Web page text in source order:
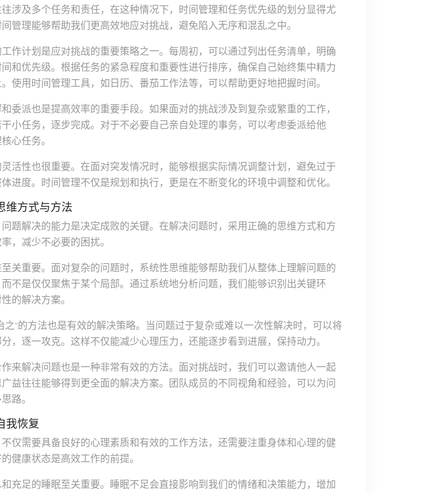
涉及多个任务和责任，在这种情况下，时间管理和任务优先级的划分显得尤
管理能够帮助我们更高效地应对挑战，避免陷入无序和混乱之中。
作计划是应对挑战的重要策略之一。每周初，可以通过列出任务清单，明确
和优先级。根据任务的紧急程度和重要性进行排序，确保自己始终集中精力
使用时间管理工具，如日历、番茄工作法等，可以帮助更好地把握时间。
委派也是提高效率的重要手段。如果面对的挑战涉及到复杂或繁重的工作，
小任务，逐步完成。对于不必要自己亲自处理的事务，可以考虑委派给他
心任务。
活性也很重要。在面对突发情况时，能够根据实际情况调整计划，避免过于
进度。时间管理不仅是规划和执行，更是在不断变化的环境中调整和优化。
维方式与方法
题解决的能力是决定成败的关键。在解决问题时，采用正确的思维方式和方
，减少不必要的困扰。
关重要。面对复杂的问题时，系统性思维能够帮助我们从整体上理解问题的
不是仅仅聚焦于某个局部。通过系统地分析问题，我们能够识别出关键环
的解决方案。
之”的方法也是有效的解决策略。当问题过于复杂或难以一次性解决时，可以将
，逐一攻克。这样不仅能减少心理压力，还能逐步看到进展，保持动力。
来解决问题也是一种非常有效的方法。面对挑战时，我们可以邀请他人一起
益往往能够得到更全面的解决方案。团队成员的不同视角和经验，可以为问
路。
我恢复
仅需要具备良好的心理素质和有效的工作方法，还需要注重身体和心理的健
健康状态是高效工作的前提。
充足的睡眠至关重要。睡眠不足会直接影响到我们的情绪和决策能力，增加